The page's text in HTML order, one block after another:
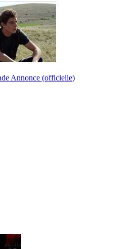
Annonce (officielle)